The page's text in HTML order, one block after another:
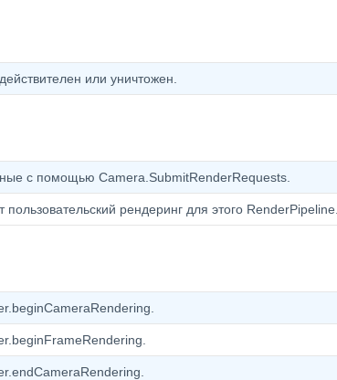
или уничтожен.
с помощью Camera.SubmitRenderRequests.
рендеринг для этого RenderPipeline.